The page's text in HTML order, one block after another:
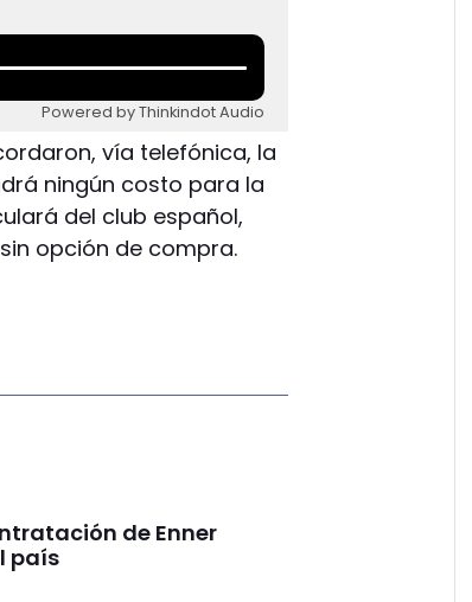
Powered by Thinkindot Audio
vía telefónica, la
ningún costo para la
del club español,
opción de compra.
de Enner
país